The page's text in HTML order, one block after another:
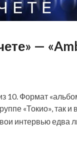
—
10. Формат
«Токио», так
интервью едва